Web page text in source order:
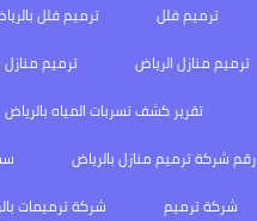
ترميم فلل
ترميم فلل
ترميم منازل الرياض
ترميم منازل
تقرير كشف تسربات المياه بالرياض
رقم شركة ترميم منازل بالرياض
شركة ترميم
شركة ترميمات